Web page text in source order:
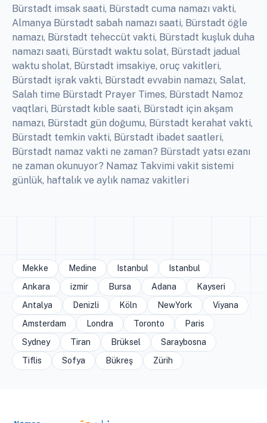
Bürstadt imsak saati, Bürstadt cuma namazı vakti,
Almanya Bürstadt sabah namazı saati, Bürstadt öğle
namazı, Bürstadt teheccüt vakti, Bürstadt kuşluk duha
namazı saati, Bürstadt waktu solat, Bürstadt jadual
waktu sholat, Bürstadt imsakiye, oruç vakitleri,
Bürstadt işrak vakti, Bürstadt evvabin namazı, Salat,
Salah time Bürstadt Prayer Times, Bürstadt Namoz
vaqtlari, Bürstadt kıble saati, Bürstadt için akşam
namazı, Bürstadt gün doğumu, Bürstadt kerahat vakti,
Bürstadt temkin vakti, Bürstadt ibadet saatleri,
Bürstadt namaz vakti ne zaman? Bürstadt yatsı ezanı
ne zaman okunuyor? Namaz Takvimi vakit sistemi
günlük, haftalık ve aylık namaz vakitleri
Mekke Medine Istanbul
Istanbul
Ankara
izmir Bursa Adana
Kayseri
Antalya
Denizli Köln NewYork
Viyana
Amsterdam
Londra Toronto
Paris
Sydney
Tiran Brüksel
Saraybosna
Tiflis
Sofya Bükreş Zürih